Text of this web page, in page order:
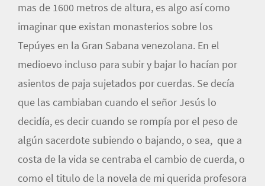
mas de 1600 metros de altura, es algo así como
imaginar que existan monasterios sobre los
Tepúyes en la Gran Sabana venezolana. En el
medioevo incluso para subir y bajar lo hacían por
asientos de paja sujetados por cuerdas. Se decía
que las cambiaban cuando el señor Jesús lo
decidía, es decir cuando se rompía por el peso de
algún sacerdote subiendo o bajando, o sea, que a
costa de la vida se centraba el cambio de cuerda, o
como el titulo de la novela de mi querida profesora